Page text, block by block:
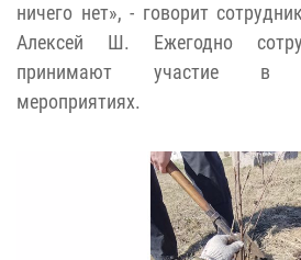
ничего нет», - говорит
Алексей Ш. Ежегодно
принимают участие в
мероприятиях.